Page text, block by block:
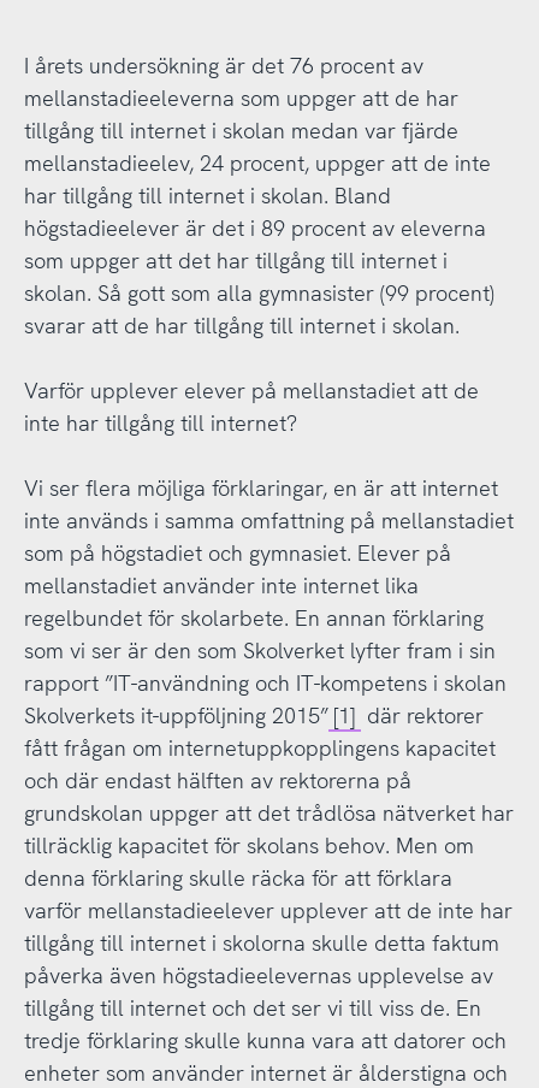
I årets undersökning är det 76 procent av
mellanstadieeleverna som uppger att de har
tillgång till internet i skolan medan var fjärde
mellanstadieelev, 24 procent, uppger att de inte
har tillgång till internet i skolan. Bland
högstadieelever är det i 89 procent av eleverna
som uppger att det har tillgång till internet i
skolan. Så gott som alla gymnasister (99 procent)
svarar att de har tillgång till internet i skolan.
Varför upplever elever på mellanstadiet att de
inte har tillgång till internet?
Vi ser flera möjliga förklaringar, en är att internet
inte används i samma omfattning på mellanstadiet
som på högstadiet och gymnasiet. Elever på
mellanstadiet använder inte internet lika
regelbundet för skolarbete. En annan förklaring
som vi ser är den som Skolverket lyfter fram i sin
rapport ”IT-användning och IT-kompetens i skolan
Skolverkets it-uppföljning 2015” [1] där rektorer
fått frågan om internetuppkopplingens kapacitet
och där endast hälften av rektorerna på
grundskolan uppger att det trådlösa nätverket har
tillräcklig kapacitet för skolans behov. Men om
denna förklaring skulle räcka för att förklara
varför mellanstadieelever upplever att de inte har
tillgång till internet i skolorna skulle detta faktum
påverka även högstadieelevernas upplevelse av
tillgång till internet och det ser vi till viss de. En
tredje förklaring skulle kunna vara att datorer och
enheter som använder internet är ålderstigna och